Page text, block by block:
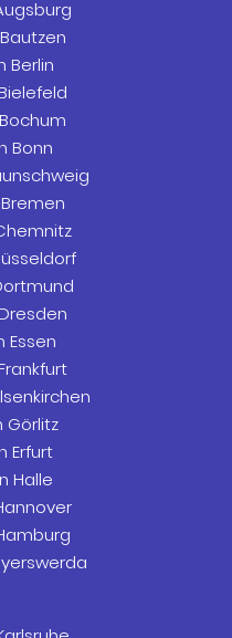
Berlin
Bonn
Essen
Görlitz
Erfurt
Halle